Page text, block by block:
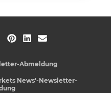
Abmeldung
News'-Newsletter-